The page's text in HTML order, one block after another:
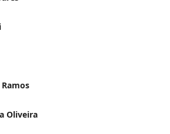
Oliveira